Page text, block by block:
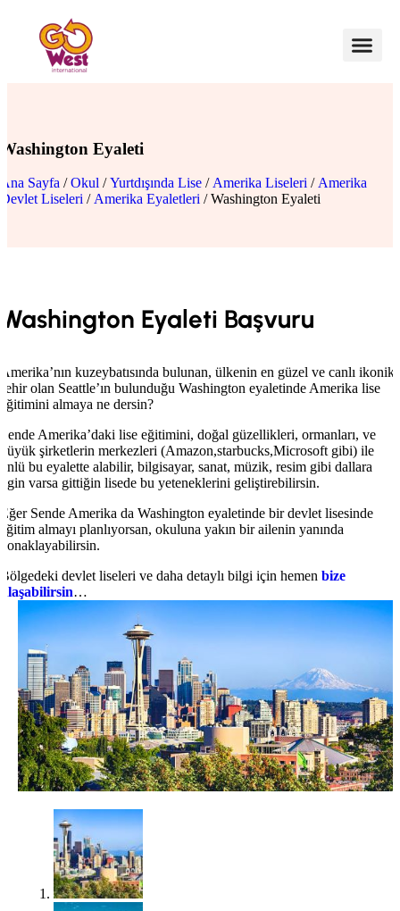
Washington Eyaleti
Ana Sayfa /Okul /Yurtdışında Lise / Amerika Liseleri / Amerika
Devlet Liseleri / Amerika Eyaletleri / Washington Eyaleti
Washington Eyaleti Başvuru
Amerika’nın kuzeybatısında bulunan, ülkenin en güzel ve canlı ikonik
şehir olan Seattle’ın bulunduğu Washington eyaletinde Amerika lise
eğitimini almaya ne dersin?
Sende Amerika’daki lise eğitimini, doğal güzellikleri, ormanları, ve
büyük şirketlerin merkezleri (Amazon,starbucks,Microsoft gibi) ile
ünlü bu eyalette alabilir, bilgisayar, sanat, müzik, resim gibi dallara
ilgin varsa gittiğin lisede bu yeteneklerini geliştirebilirsin.
Eğer Sende Amerika da Washington eyaletinde bir devlet lisesinde
eğitim almayı planlıyorsan, okuluna yakın bir ailenin yanında
konaklayabilirsin.
Bölgedeki devlet liseleri ve daha detaylı bilgi için hemen bize
ulaşabilirsin…